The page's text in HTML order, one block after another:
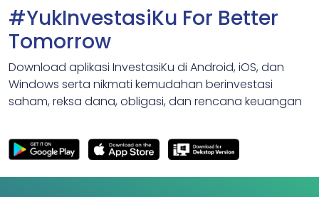
#YukInvestasiKu For Better
Tomorrow
Download aplikasi InvestasiKu di Android, iOS, dan
Windows serta nikmati kemudahan berinvestasi
saham, reksa dana, obligasi, dan rencana keuangan